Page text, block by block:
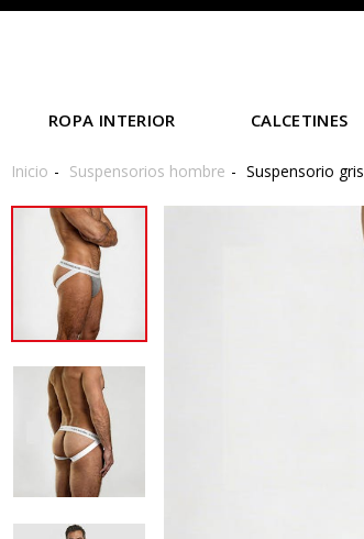
ROPA INTERIOR CALCETINES
Inicio Suspensorios hombre Suspensorio gris